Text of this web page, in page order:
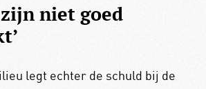
zijn niet goed
legt echter de schuld bij de